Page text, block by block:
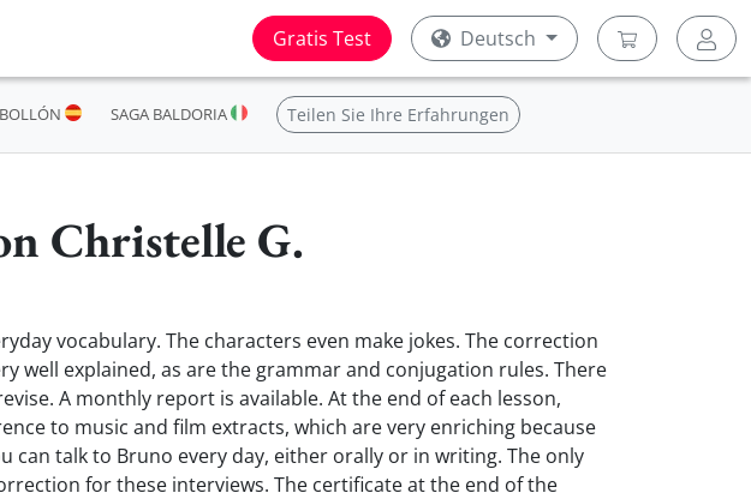
Gratis Test Deutsch
SAGA BALDORIA Teilen Sie Ihre Erfahrungen
Christelle G.
vocabulary. The characters even make jokes. The correction
well explained, as are the grammar and conjugation rules. There
A monthly report is available. At the end of each lesson,
to music and film extracts, which are very enriching because
can talk to Bruno every day, either orally or in writing. The only
for these interviews. The certificate at the end of the